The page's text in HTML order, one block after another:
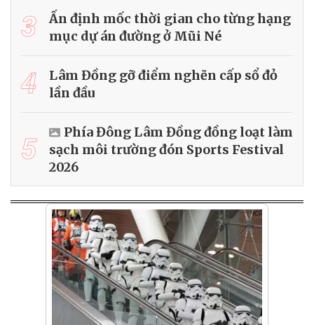
3
Ấn định mốc thời gian cho từng hạng
mục dự án đường ở Mũi Né
4
Lâm Đồng gỡ điểm nghẽn cấp sổ đỏ
lần đầu
5
Phía Đông Lâm Đồng đồng loạt làm
sạch môi trường đón Sports Festival
2026